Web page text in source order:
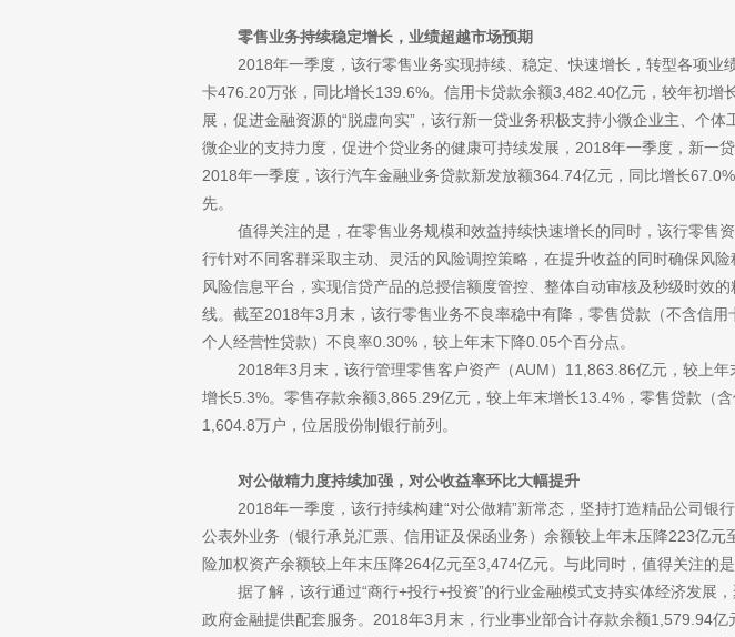
零售业务持续稳定增长，业绩超越市场预期
2018年一季度，该行零售业务实现持续、稳定、快速增长，转型各项业
卡476.20万张，同比增长139.6%。信用卡贷款余额3,482.40亿元，较年初
展，促进金融资源的“脱虚向实”，该行新一贷业务积极支持小微企业主、个
微企业的支持力度，促进个贷业务的健康可持续发展，2018年一季度，新
2018年一季度，该行汽车金融业务贷款新发放额364.74亿元，同比增长
先。
值得关注的是，在零售业务规模和效益持续快速增长的同时，该行零售资
行针对不同客群采取主动、灵活的风险调控策略，在提升收益的同时确保风
风险信息平台，实现信贷产品的总授信额度管控、整体自动审核及秒级时效
线。截至2018年3月末，该行零售业务不良率稳中有降，零售贷款（不含信
个人经营性贷款）不良率0.30%，较上年末下降0.05个百分点。
2018年3月末，该行管理零售客户资产（AUM）11,863.86亿元，较上
增长5.3%。零售存款余额3,865.29亿元，较上年末增长13.4%，零售贷款（
1,604.8万户，位居股份制银行前列。
对公做精力度持续加强，对公收益率环比大幅提升
2018年一季度，该行持续构建“对公做精”新常态，坚持打造精品公司银
公表外业务（银行承兑汇票、信用证及保函业务）余额较上年末压降223亿
险加权资产余额较上年末压降264亿元至3,474亿元。与此同时，值得关注的
据了解，该行通过“商行+投行+投资”的行业金融模式支持实体经济发展
政府金融提供配套服务。2018年3月末，行业事业部合计存款余额1,579.94